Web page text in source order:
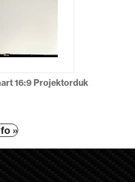
16:9 Projektorduk
»Den